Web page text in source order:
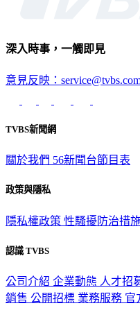
深入時事，一觸即見
意見反映：
TVBS新聞網
關於我們 56新聞台節目表
政策與隱私
隱私權政策 性騷擾防治措
認識 TVBS
公司介紹 企業動態 人才招
銷售 公開招標 業務服務 官